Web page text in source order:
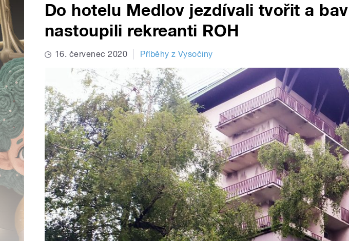
Do hotelu Medlov jezdívali tvořit a
nastoupili rekreanti ROH
16. červenec 2020 Příběhy z Vysočiny